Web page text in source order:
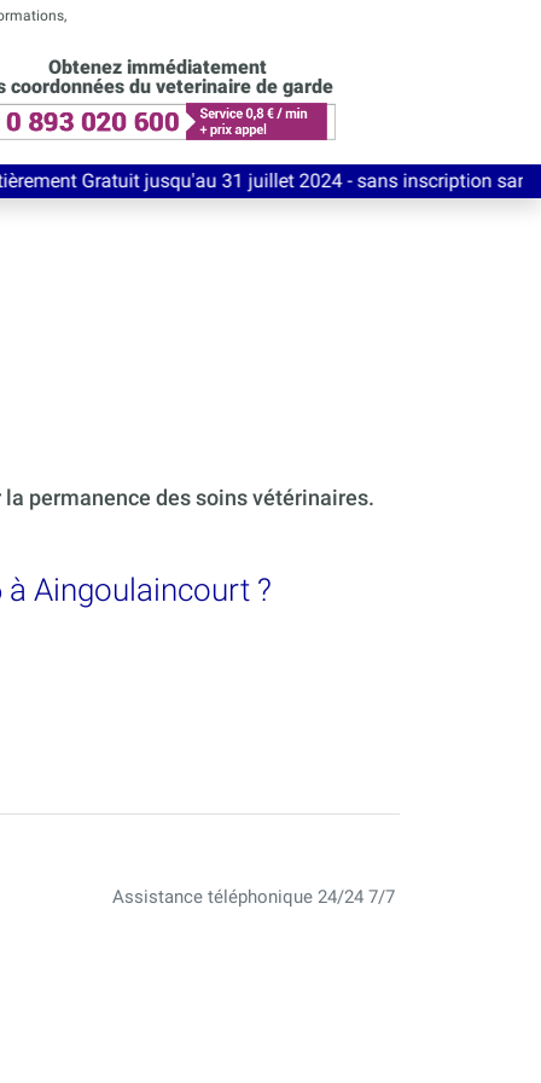
Obtenez immédiatement
coordonnées du veterinaire de garde
31 juillet 2024 - sans inscription sans carte bancaire
permanence des soins vétérinaires.
à Aingoulaincourt ?
Assistance téléphonique 24/24 7/7